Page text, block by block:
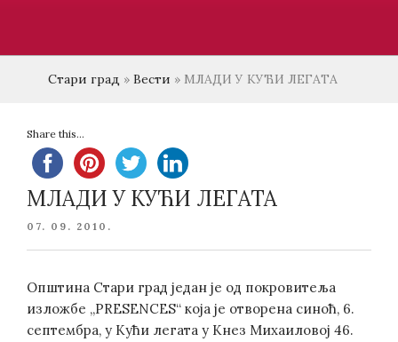
Стари град » Вести » МЛАДИ У КУЋИ ЛЕГАТА
Share this...
МЛАДИ У КУЋИ ЛЕГАТА
POSTED
07. 09. 2010.
Општина Стари град један је од покровитеља
изложбе „PRESENCES“ која је отворена синоћ, 6.
септембра, у Кући легата у Кнез Михаиловој 46.